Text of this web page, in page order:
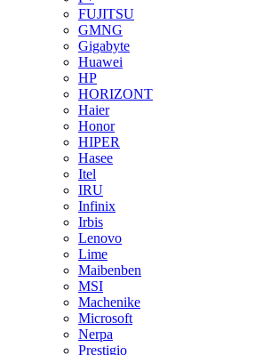
FUJITSU
GMNG
Gigabyte
Huawei
HP
HORIZONT
Haier
Honor
HIPER
Hasee
Itel
IRU
Infinix
Irbis
Lenovo
Lime
Maibenben
MSI
Machenike
Microsoft
Nerpa
Prestigio